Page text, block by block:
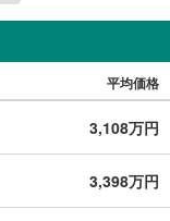
平均価格
3,108万円
3,398万円